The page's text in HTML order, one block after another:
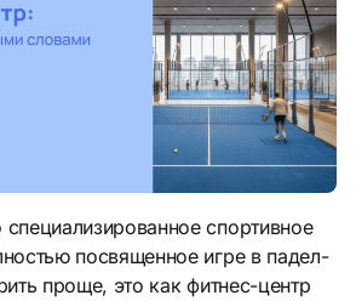
спортивное
посвященное игре в падел-
проще, это как фитнес-центр